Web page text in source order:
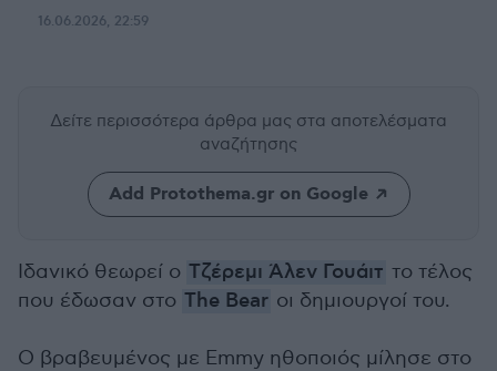
16.06.2026, 22:59
Δείτε περισσότερα άρθρα μας στα αποτελέσματα
αναζήτησης
Add Protothema.gr on Google
Ιδανικό θεωρεί ο Τζέρεμι Άλεν Γουάιτ το τέλος
που έδωσαν στο The Bear οι δημιουργοί του.
Ο βραβευμένος με Emmy ηθοποιός μίλησε στο